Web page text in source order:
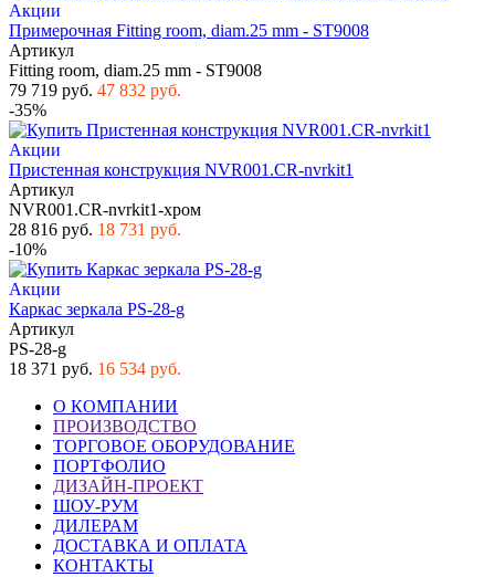
Акции
Примерочная Fitting room, diam.25 mm - ST9008
Артикул
Fitting room, diam.25 mm - ST9008
79 719 руб. 47 832 руб.
-35%
Акции
Пристенная конструкция NVR001.CR-nvrkit1
Артикул
NVR001.CR-nvrkit1-хром
28 816 руб. 18 731 руб.
-10%
Акции
Каркас зеркала PS-28-g
Артикул
PS-28-g
18 371 руб. 16 534 руб.
О КОМПАНИИ
ПРОИЗВОДСТВО
ТОРГОВОЕ ОБОРУДОВАНИЕ
ПОРТФОЛИО
ДИЗАЙН-ПРОЕКТ
ШОУ-РУМ
ДИЛЕРАМ
ДОСТАВКА И ОПЛАТА
КОНТАКТЫ